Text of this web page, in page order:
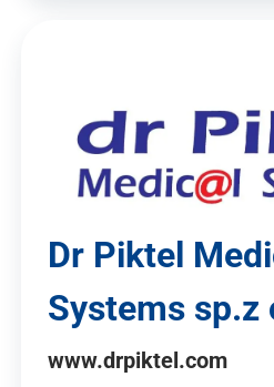
Dr Piktel
Systems sp.z
www.drpiktel.com